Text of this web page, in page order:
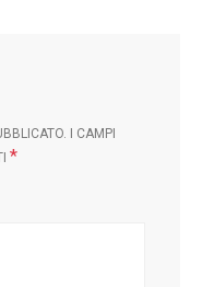
I CAMPI
*